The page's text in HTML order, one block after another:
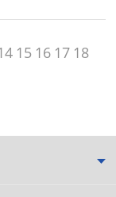
15 16 17 18